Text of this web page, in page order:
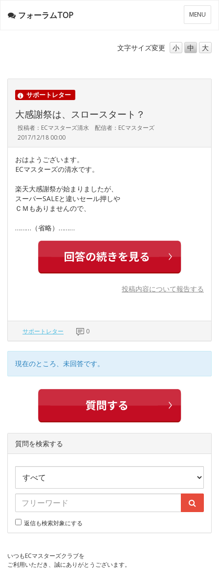
メ
ニ
ー
MENU
フォーラムTOP
文字サイズ変更 小 中 大
サポートレター
大感謝祭は、スロースタート？
投稿者：ECマスターズ清水 配信者：ECマスターズ
2017/12/18 00:00
おはようございます。
ECマスターズの清水です。
楽天大感謝祭が始まりましたが、
スーパーSALEと違いセール押しや
ＣＭもありませんので、
………（省略）………
投稿内容について報告する
サポートレター 0
現在のところ、未回答です。
質問を検索する
返信も検索対象にする
いつもECマスターズクラブを
ご利用いただき、誠にありがとうございます。